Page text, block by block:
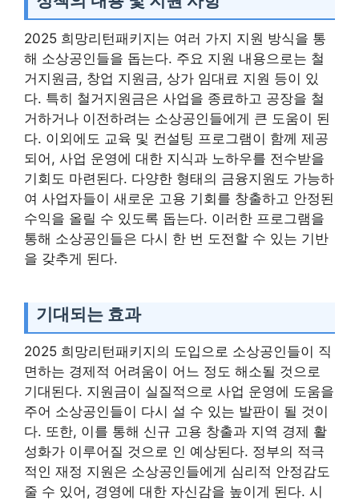
2025 희망리턴패키지는 여러 가지 지원 방식을 통
해 소상공인들을 돕는다. 주요 지원 내용으로는 철
거지원금, 창업 지원금, 상가 임대료 지원 등이 있
다. 특히 철거지원금은 사업을 종료하고 공장을 철
거하거나 이전하려는 소상공인들에게 큰 도움이 된
다. 이외에도 교육 및 컨설팅 프로그램이 함께 제공
되어, 사업 운영에 대한 지식과 노하우를 전수받을
기회도 마련된다. 다양한 형태의 금융지원도 가능하
여 사업자들이 새로운 고용 기회를 창출하고 안정된
수익을 올릴 수 있도록 돕는다. 이러한 프로그램을
통해 소상공인들은 다시 한 번 도전할 수 있는 기반
을 갖추게 된다.
기대되는 효과
2025 희망리턴패키지의 도입으로 소상공인들이 직
면하는 경제적 어려움이 어느 정도 해소될 것으로
기대된다. 지원금이 실질적으로 사업 운영에 도움을
주어 소상공인들이 다시 설 수 있는 발판이 될 것이
다. 또한, 이를 통해 신규 고용 창출과 지역 경제 활
성화가 이루어질 것으로 인 예상된다. 정부의 적극
적인 재정 지원은 소상공인들에게 심리적 안정감도
줄 수 있어, 경영에 대한 자신감을 높이게 된다. 시